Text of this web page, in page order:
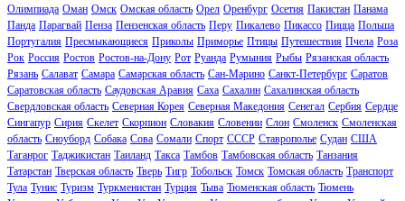
Олимпиада Оман Омск Омская область Орел Оренбург Осетия Пакистан Панама
Панда Парагвай Пенза Пензенская область Перу Пикалево Пикассо Пицца Польша
Португалия Пресмыкающиеся Приколы Приморье Птицы Путешествия Пчела Роза
Рок Россия Ростов Ростов-на-Дону Рот Руанда Румыния Рыбы Рязанская область
Рязань Салават Самара Самарская область Сан-Марино Санкт-Петербург Саратов
Саратовская область Саудовская Аравия Саха Сахалин Сахалинская область
Свердловская область Северная Корея Северная Македония Сенегал Сербия Сердце
Сингапур Сирия Скелет Скорпион Словакия Словении Слон Смоленск Смоленская
область Сноуборд Собака Сова Сомали Спорт СССР Ставрополье Судан США
Таганрог Таджикистан Таиланд Такса Тамбов Тамбовская область Танзания
Татарстан Тверская область Тверь Тигр Тобольск Томск Томская область Транспорт
Тула Тунис Туризм Туркменистан Турция Тыва Тюменская область Тюмень